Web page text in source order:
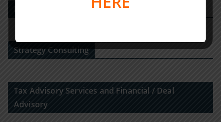
M&A-Beratungshaus
Strategy Consulting
Tax Advisory Services and Financial / Deal
Advisory